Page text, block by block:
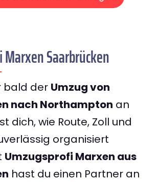
Saarbrücken
bald der Umzug von
nach Northampton an
dich, wie Route, Zoll und
organisiert
Umzugsprofi Marxen aus
hast du einen Partner an